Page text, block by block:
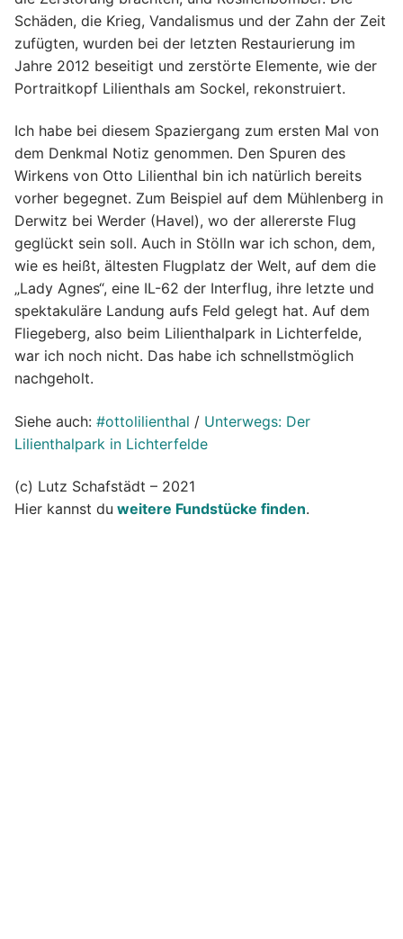
Schäden, die Krieg, Vandalismus und der Zahn der Zeit
zufügten, wurden bei der letzten Restaurierung im
Jahre 2012 beseitigt und zerstörte Elemente, wie der
Portraitkopf Lilienthals am Sockel, rekonstruiert.
Ich habe bei diesem Spaziergang zum ersten Mal von
dem Denkmal Notiz genommen. Den Spuren des
Wirkens von Otto Lilienthal bin ich natürlich bereits
vorher begegnet. Zum Beispiel auf dem Mühlenberg in
Derwitz bei Werder (Havel), wo der allererste Flug
geglückt sein soll. Auch in Stölln war ich schon, dem,
wie es heißt, ältesten Flugplatz der Welt, auf dem die
„Lady Agnes“, eine IL-62 der Interflug, ihre letzte und
spektakuläre Landung aufs Feld gelegt hat. Auf dem
Fliegeberg, also beim Lilienthalpark in Lichterfelde,
war ich noch nicht. Das habe ich schnellstmöglich
nachgeholt.
Siehe auch: #ottolilienthal / Unterwegs: Der
Lilienthalpark in Lichterfelde
(c) Lutz Schafstädt – 2021
Hier kannst du weitere Fundstücke finden.